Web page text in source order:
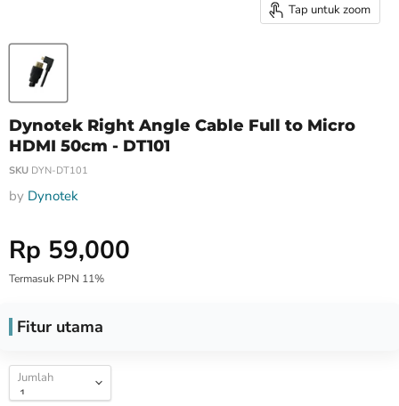
Tap untuk zoom
Dynotek Right Angle Cable Full to Micro
HDMI 50cm - DT101
SKU DYN-DT101
by Dynotek
Harga Special
Rp 59,000
Termasuk PPN 11%
Fitur utama
Jumlah